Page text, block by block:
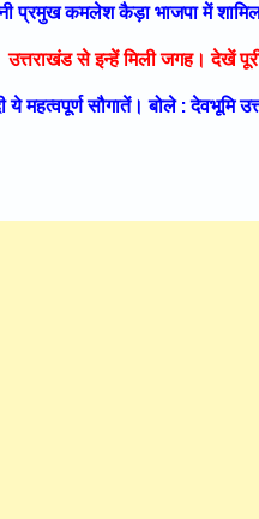
प्रमुख कमलेश कैड़ा भाजपा में
उत्तराखंड से इन्हें मिली जगह। देखें
महत्वपूर्ण सौगातें। बोले : देवभूमि